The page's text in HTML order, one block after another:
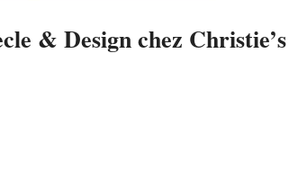
& Design chez Christie’s